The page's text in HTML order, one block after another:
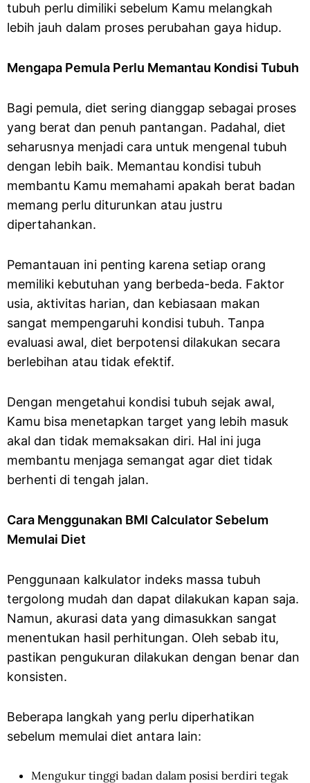
tubuh perlu dimiliki sebelum Kamu melangkah
lebih jauh dalam proses perubahan gaya hidup.
Mengapa Pemula Perlu Memantau Kondisi Tubuh
Bagi pemula, diet sering dianggap sebagai proses
yang berat dan penuh pantangan. Padahal, diet
seharusnya menjadi cara untuk mengenal tubuh
dengan lebih baik. Memantau kondisi tubuh
membantu Kamu memahami apakah berat badan
memang perlu diturunkan atau justru
dipertahankan.
Pemantauan ini penting karena setiap orang
memiliki kebutuhan yang berbeda-beda. Faktor
usia, aktivitas harian, dan kebiasaan makan
sangat mempengaruhi kondisi tubuh. Tanpa
evaluasi awal, diet berpotensi dilakukan secara
berlebihan atau tidak efektif.
Dengan mengetahui kondisi tubuh sejak awal,
Kamu bisa menetapkan target yang lebih masuk
akal dan tidak memaksakan diri. Hal ini juga
membantu menjaga semangat agar diet tidak
berhenti di tengah jalan.
Cara Menggunakan BMI Calculator Sebelum
Memulai Diet
Penggunaan kalkulator indeks massa tubuh
tergolong mudah dan dapat dilakukan kapan saja.
Namun, akurasi data yang dimasukkan sangat
menentukan hasil perhitungan. Oleh sebab itu,
pastikan pengukuran dilakukan dengan benar dan
konsisten.
Beberapa langkah yang perlu diperhatikan
sebelum memulai diet antara lain:
Mengukur tinggi badan dalam posisi berdiri tegak